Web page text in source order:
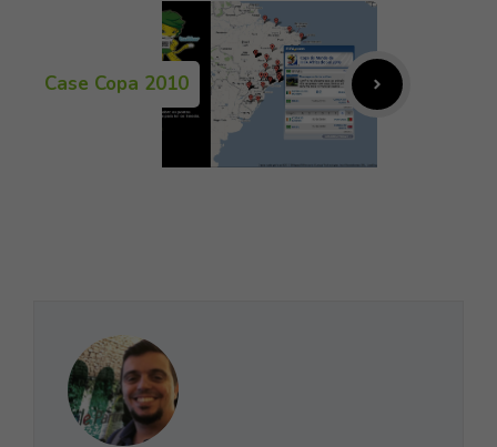
Case Copa 2010